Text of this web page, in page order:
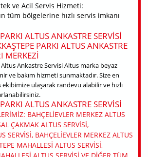
ve Acil Servis Hizmeti:
tüm bölgelerine hızlı servis imkanı
ALTUS ANKASTRE SERVISI
PARKI ALTUS ANKASTRE
MERKEZI
Ankastre Servisi Altus marka beyaz
ve bakım hizmeti sunmaktadır. Size en
ulaşarak randevu alabilir ve hızlı
ALTUS ANKASTRE SERVISI
BAHÇELIEVLER MERKEZ ALTUS
ÇAKMAK ALTUS SERVISI,
SERVISI, BAHÇELIEVLER MERKEZ ALTUS
MAHALLESI ALTUS SERVISI,
ALTUS SERVISI VE DIĞER TÜM